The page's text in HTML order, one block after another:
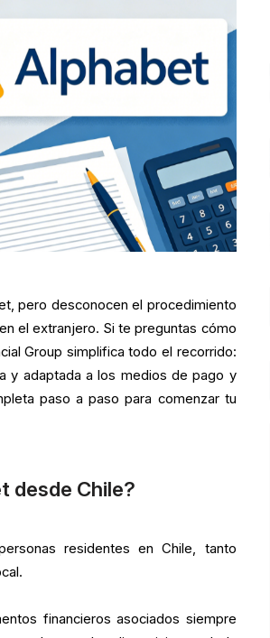
pero desconocen el procedimiento
el extranjero. Si te preguntas cómo
Group simplifica todo el recorrido:
y adaptada a los medios de pago y
paso a paso para comenzar tu
desde Chile?
residentes en Chile, tanto
financieros asociados siempre